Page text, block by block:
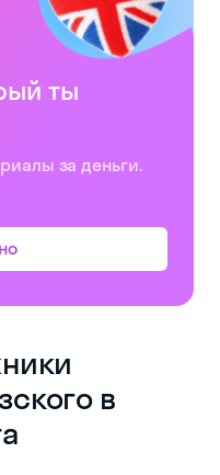
ты
за деньги.
в